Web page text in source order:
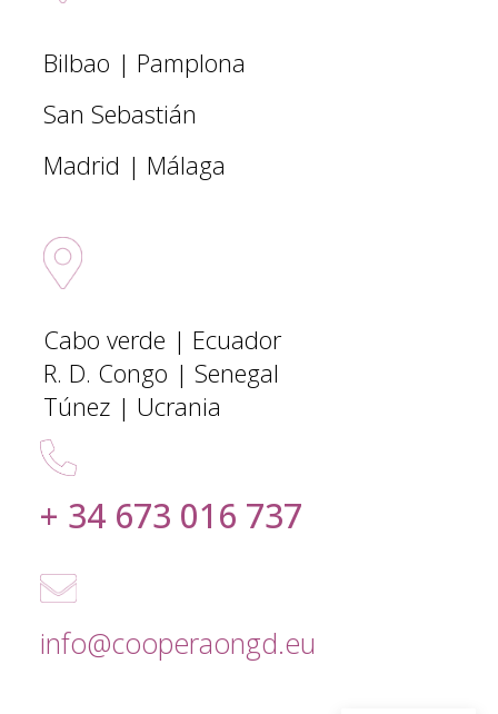
Bilbao | Pamplona
San Sebastián
Madrid | Málaga
Cabo verde | Ecuador
R. D. Congo | Senegal
Túnez | Ucrania
+ 34 673 016 737
info@cooperaongd.eu